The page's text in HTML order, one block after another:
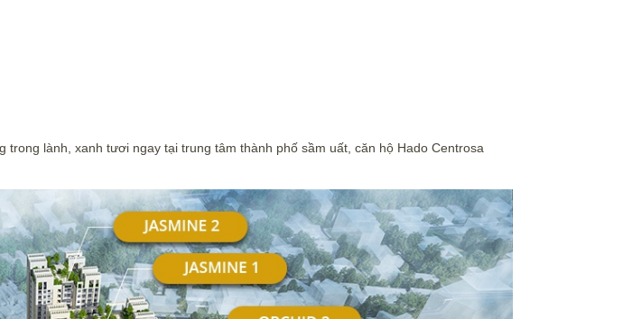
lành, xanh tươi ngay tại trung tâm thành phố sầm uất, căn hộ Hado Centrosa